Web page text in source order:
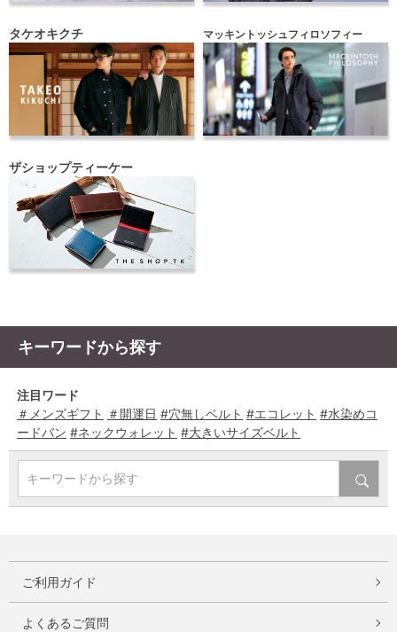
タケオキクチ マッキントッシュフィロソフィー
ザショップティーケー
キーワードから探す
注目ワード
＃メンズギフト ＃開運日 #穴無しベルト #エコレット #水染めコ
ードバン #ネックウォレット #大きいサイズベルト
キーワードから探す
ご利用ガイド
よくあるご質問